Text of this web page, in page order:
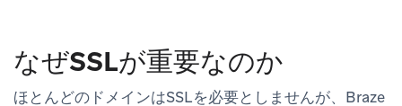
なぜSSLが重要なのか
ほとんどのドメインはSSLを必要としませんが、Braze